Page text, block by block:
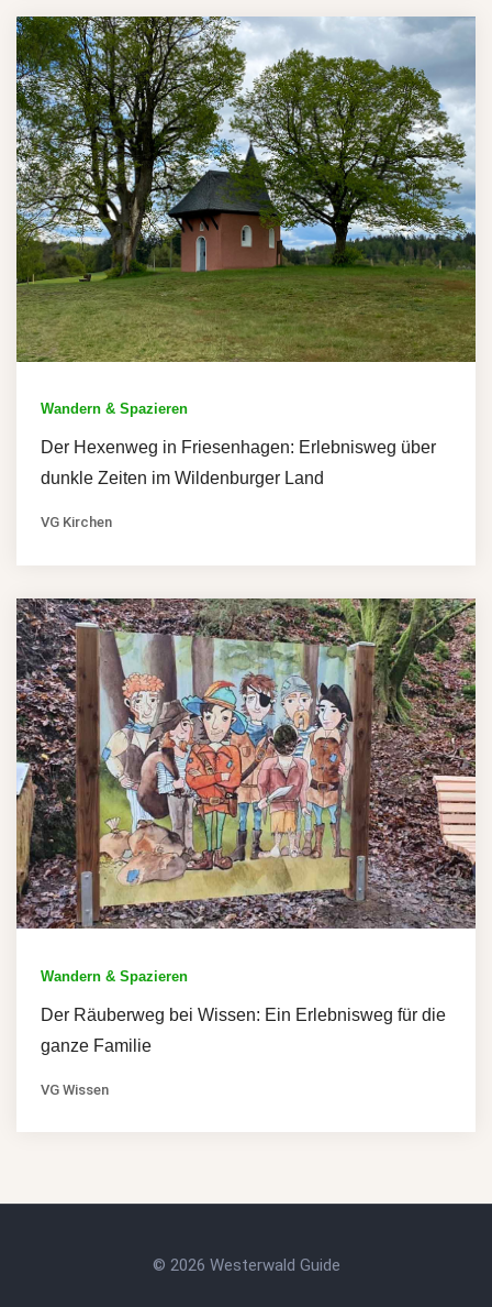
Wandern & Spazieren
Der Hexenweg in Friesenhagen: Erlebnisweg über
dunkle Zeiten im Wildenburger Land
VG Kirchen
Wandern & Spazieren
Der Räuberweg bei Wissen: Ein Erlebnisweg für die
ganze Familie
VG Wissen
© 2026 Westerwald Guide